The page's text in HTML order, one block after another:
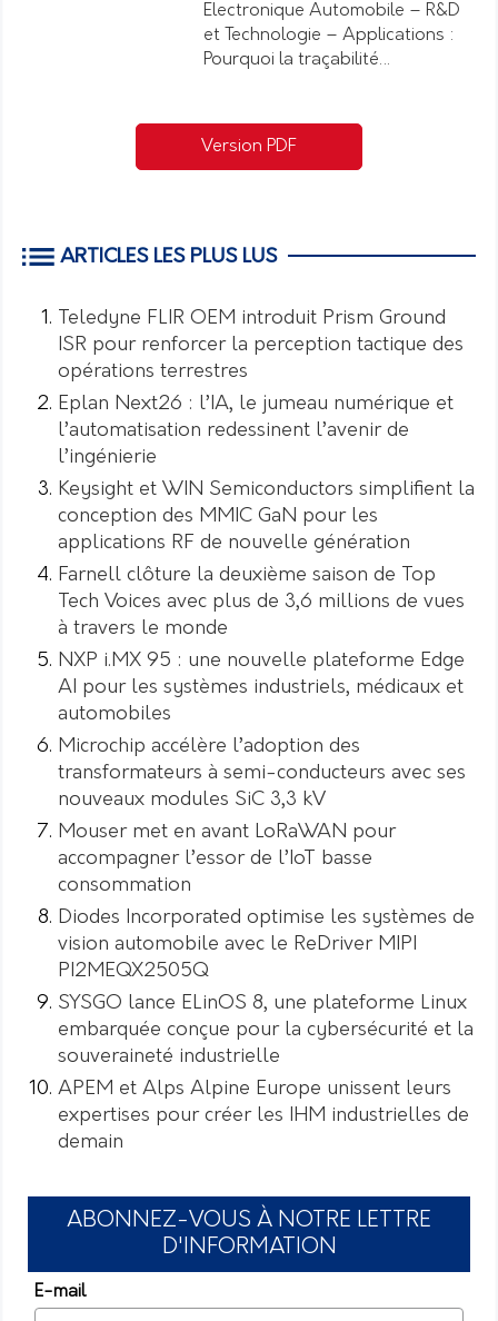
Electronique Automobile – R&D
et Technologie – Applications :
Pourquoi la traçabilité…
Version PDF
ARTICLES LES PLUS LUS
Teledyne FLIR OEM introduit Prism Ground
ISR pour renforcer la perception tactique des
opérations terrestres
Eplan Next26 : l’IA, le jumeau numérique et
l’automatisation redessinent l’avenir de
l’ingénierie
Keysight et WIN Semiconductors simplifient la
conception des MMIC GaN pour les
applications RF de nouvelle génération
Farnell clôture la deuxième saison de Top
Tech Voices avec plus de 3,6 millions de vues
à travers le monde
NXP i.MX 95 : une nouvelle plateforme Edge
AI pour les systèmes industriels, médicaux et
automobiles
Microchip accélère l’adoption des
transformateurs à semi-conducteurs avec ses
nouveaux modules SiC 3,3 kV
Mouser met en avant LoRaWAN pour
accompagner l’essor de l’IoT basse
consommation
Diodes Incorporated optimise les systèmes de
vision automobile avec le ReDriver MIPI
PI2MEQX2505Q
SYSGO lance ELinOS 8, une plateforme Linux
embarquée conçue pour la cybersécurité et la
souveraineté industrielle
APEM et Alps Alpine Europe unissent leurs
expertises pour créer les IHM industrielles de
demain
ABONNEZ-VOUS À NOTRE LETTRE
D'INFORMATION
E-mail